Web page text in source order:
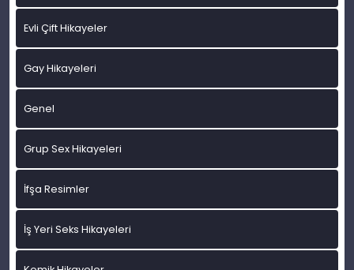
Evli Çift Hikayeler
Gay Hikayeleri
Genel
Grup Sex Hikayeleri
İfşa Resimler
İş Yeri Seks Hikayeleri